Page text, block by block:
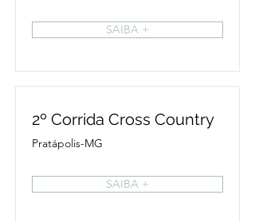
SAIBA +
2º Corrida Cross Country
Pratápolis-MG
SAIBA +